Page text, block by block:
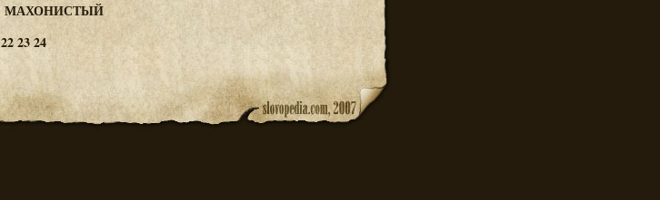
МАХОНИСТЫЙ
222324